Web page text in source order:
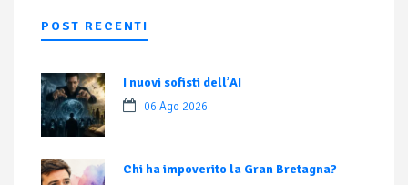
POST RECENTI
I nuovi sofisti dell’AI
06 Ago 2026
Chi ha impoverito la Gran Bretagna?